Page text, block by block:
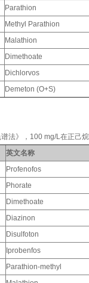
Parathion
Methyl Parathion
Malathion
Dimethoate
Dichlorvos
Demeton (O+S)
》，100 mg/L在正己
英文名称
Profenofos
Phorate
Dimethoate
Diazinon
Disulfoton
Iprobenfos
Parathion-methyl